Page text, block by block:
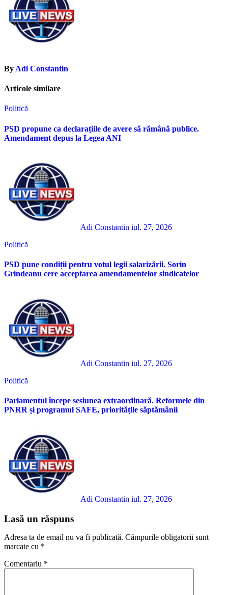
By Adi Constantin
Articole similare
Politică
PSD propune ca declarațiile de avere să rămână publice.
Amendament depus la Legea ANI
Adi Constantin iul. 27, 2026
Politică
PSD pune condiții pentru votul legii salarizării. Sorin
Grindeanu cere acceptarea amendamentelor sindicatelor
Adi Constantin iul. 27, 2026
Politică
Parlamentul începe sesiunea extraordinară. Reformele din
PNRR și programul SAFE, prioritățile săptămânii
Adi Constantin iul. 27, 2026
Lasă un răspuns
Adresa ta de email nu va fi publicată. Câmpurile obligatorii sunt
marcate cu *
Comentariu *